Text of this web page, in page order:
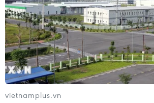
Iran và Oman sắp đạt thỏa thuận về
tuyến hàng hải mới tại eo biển
Hormuz
02/08/2026 22:47
vietnamplus.vn